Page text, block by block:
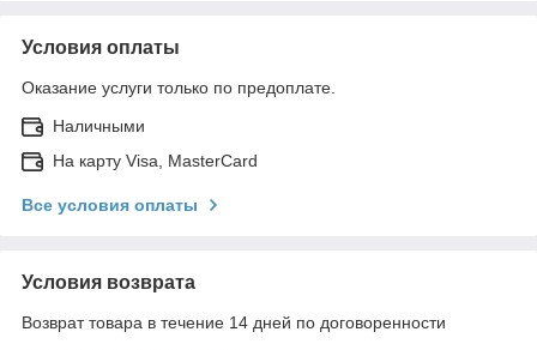
Условия оплаты
Оказание услуги только по предоплате.
Наличными
На карту Visa, MasterCard
Все условия оплаты
Условия возврата
Возврат товара в течение 14 дней по договоренности